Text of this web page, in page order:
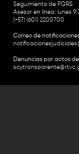
Seguimiento de PQRS
Asesor en línea: lunes
(+57) (601) 2200700
Correo de
Denuncias por actos